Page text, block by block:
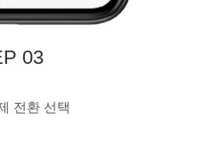
03
전환 선택